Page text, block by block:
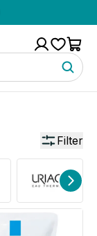
Filter